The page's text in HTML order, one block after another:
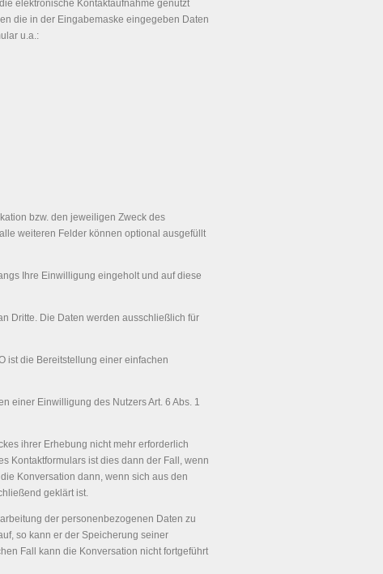
elektronische Kontaktaufnahme genutzt
die in der Eingabemaske eingegeben Daten
u.a.:
bzw. den jeweiligen Zweck des
weiteren Felder können optional ausgefüllt
Ihre Einwilligung eingeholt und auf diese
Dritte. Die Daten werden ausschließlich für
ist die Bereitstellung einer einfachen
einer Einwilligung des Nutzers Art. 6 Abs. 1
ihrer Erhebung nicht mehr erforderlich
Kontaktformulars ist dies dann der Fall, wenn
Konversation dann, wenn sich aus den
geklärt ist.
der personenbezogenen Daten zu
so kann er der Speicherung seiner
Fall kann die Konversation nicht fortgeführt